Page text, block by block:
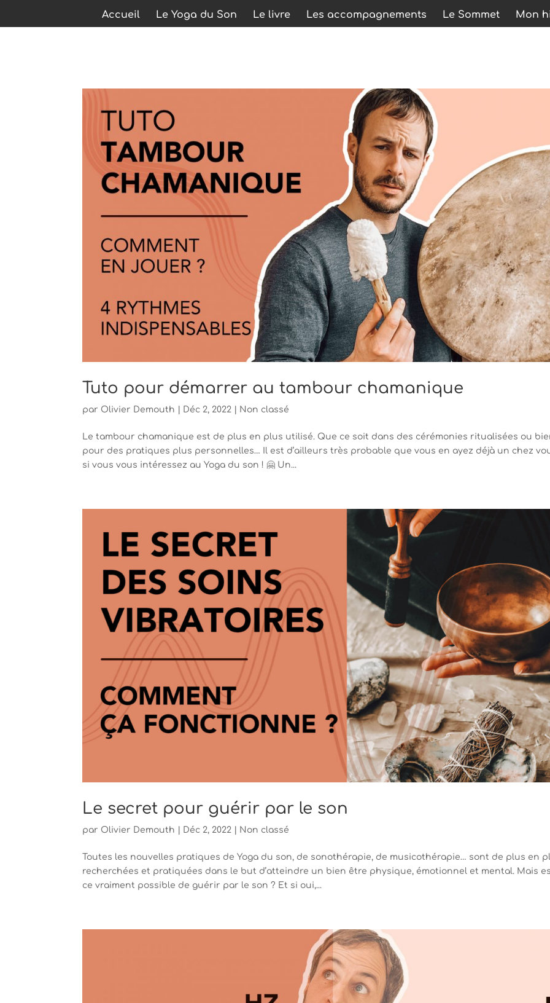
Accueil Le Yoga du Son Le livre Les accompagnements Le Sommet Mon
Tuto pour démarrer au tambour chamanique
par Olivier Demouth | Déc 2, 2022 | Non classé
Le tambour chamanique est de plus en plus utilisé. Que ce soit dans des cérémonies ritualisées ou
pour des pratiques plus personnelles… Il est d’ailleurs très probable que vous en ayez déjà un chez
si vous vous intéressez au Yoga du son ! 🤗 Un...
Le secret pour guérir par le son
par Olivier Demouth | Déc 2, 2022 | Non classé
Toutes les nouvelles pratiques de Yoga du son, de sonothérapie, de musicothérapie… sont de plus en
recherchées et pratiquées dans le but d’atteindre un bien être physique, émotionnel et mental. Mais
ce vraiment possible de guérir par le son ? Et si oui,...